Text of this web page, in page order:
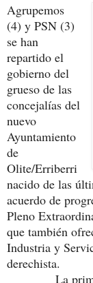
Agrupemos
(4) y PSN (3)
se han
repartido el
gobierno del
grueso de las
concejalías del
nuevo
Ayuntamiento
de
Olite/Erriberri
nacido de las
acuerdo de
Pleno
que también
Industria y
derechista.
La